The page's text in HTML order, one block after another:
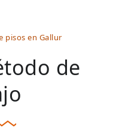
pisos en Gallur
de